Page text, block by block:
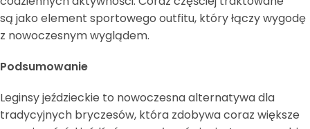
są jako element sportowego outfitu, który łączy wygodę
z nowoczesnym wyglądem.
Podsumowanie
Leginsy jeździeckie to nowoczesna alternatywa dla
tradycyjnych bryczesów, która zdobywa coraz większe